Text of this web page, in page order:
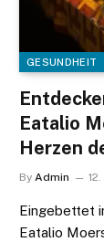
GESUNDHEIT
Eatalio
Herzen
By Admin
Eingebettet
Eatalio